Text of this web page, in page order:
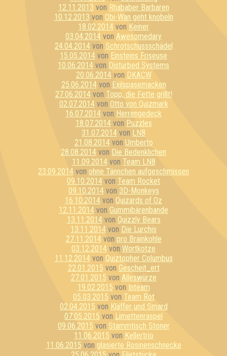
12.11.2013 von Rhababer Barbaren
10.12.2013 von Obi-Wan geht knobeln
18.02.2014 von Keiner
03.04.2014 von Awesomedary
24.04.2014von Schrotschussschädel
15.05.2014 von Einsteins Friseuse
10.06.2014 von Disturbed Systems
20.06.2014von DKACW
25.06.2014von Exilspasemacken
27.06.2014von Topp, die Fette grillt!
02.07.2014von Otto von Quizmark
16.07.2014 von Herrengedeck
18.07.2014von Puzzles
31.07.2014 von LN8
21.08.2014von Umberto
28.08.2014 von Die Bedenklichen
11.09.2014von Team LN8
23.09.2014 von ohne Tännchen aufgeschmissen
09.10.2014 von Team Rocket
09.10.2014von 3D-Monkeys
16.10.2014 von Quizards of Oz
12.11.2014 von Gummibärenbande
13.11.2014von Quizzly Bears
13.11.2014 von Die Lurchis
27.11.2014von pro Brainkohle
03.12.2014 von Wortkotze
11.12.2014von Quiztopher Columbus
22.01.2015 von Gescheit_ert
27.01.2015 von Alleswürze
19.02.2015 von Inteam
05.03.2015 von Team Rot
02.04.2015 von Kläffer und Smard
07.05.2015 von Limettenraspel
09.06.2015 von Stammtisch Stoner
11.06.2015 von Kellertrio
11.06.2015 von glasierte Rosinenschnecke